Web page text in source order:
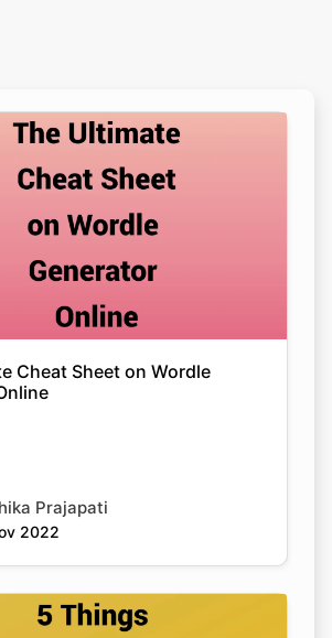
Cheat Sheet on Wordle
Prajapati
2022